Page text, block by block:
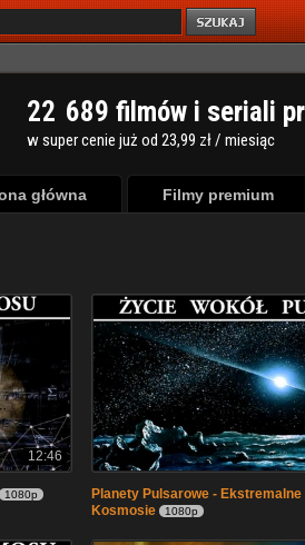
22 689 filmów i seriali
w super cenie już od 23,99 zł / miesiąc
główna Filmy premium
12:46
1080p
Planety Pulsarowe - Ekstremalne
Kosmosie
1080p